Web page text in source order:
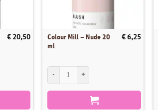
€20,50
Colour Mill – Nude 20
ml
€ 6,25